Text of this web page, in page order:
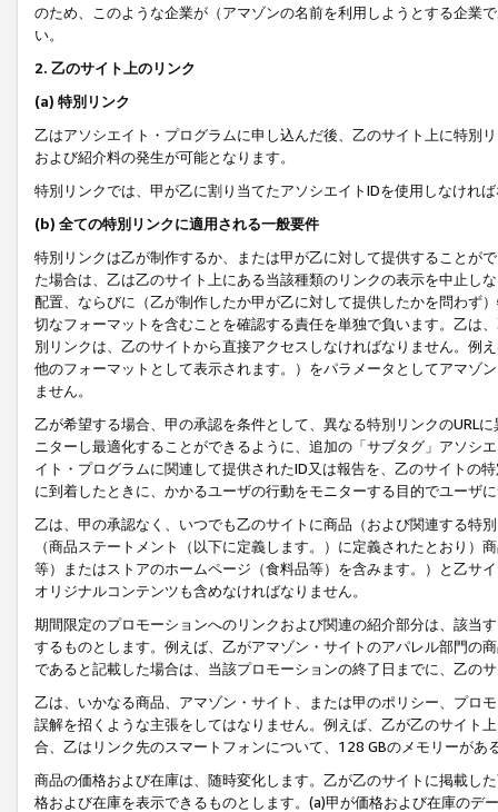
のため、このような企業が（アマゾンの名前を利用しようとする企業
い。
2. 乙のサイト上のリンク
(a) 特別リンク
乙はアソシエイト・プログラムに申し込んだ後、乙のサイト上に特別
および紹介料の発生が可能となります。
特別リンクでは、甲が乙に割り当てたアソシエイトIDを使用しなけれ
(b) 全ての特別リンクに適用される一般要件
特別リンクは乙が制作するか、または甲が乙に対して提供することが
た場合は、乙は乙のサイト上にある当該種類のリンクの表示を中止し
配置、ならびに（乙が制作したか甲が乙に対して提供したかを問わず
切なフォーマットを含むことを確認する責任を単独で負います。乙は
別リンクは、乙のサイトから直接アクセスしなければなりません。例
他のフォーマットとして表示されます。）をパラメータとしてアマゾ
ません。
乙が希望する場合、甲の承認を条件として、異なる特別リンクのURL
ニターし最適化することができるように、追加の「サブタグ」アソシ
イト・プログラムに関連して提供されたID又は報告を、乙のサイトの
に到着したときに、かかるユーザの行動をモニターする目的でユーザ
乙は、甲の承認なく、いつでも乙のサイトに商品（および関連する特
（商品ステートメント（以下に定義します。）に定義されたとおり
等）またはストアのホームページ（食料品等）を含みます。）と乙サ
オリジナルコンテンツも含めなければなりません。
期間限定のプロモーションへのリンクおよび関連の紹介部分は、該当
するものとします。例えば、乙がアマゾン・サイトのアパレル部門の
であると記載した場合は、当該プロモーションの終了日までに、乙の
乙は、いかなる商品、アマゾン・サイト、または甲のポリシー、プロ
誤解を招くような主張をしてはなりません。例えば、乙が乙のサイト
合、乙はリンク先のスマートフォンについて、128 GBのメモリーがあ
商品の価格および在庫は、随時変化します。乙が乙のサイトに掲載し
格および在庫を表示できるものとします。(a)甲が価格および在庫の